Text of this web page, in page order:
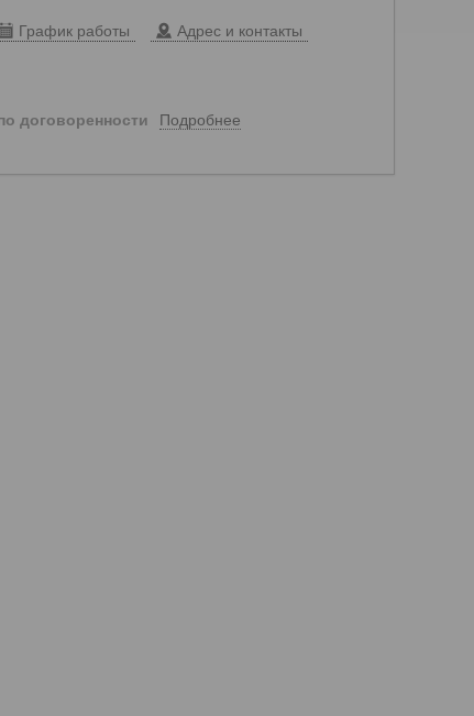
График работы Адрес и контакты
договоренности Подробнее